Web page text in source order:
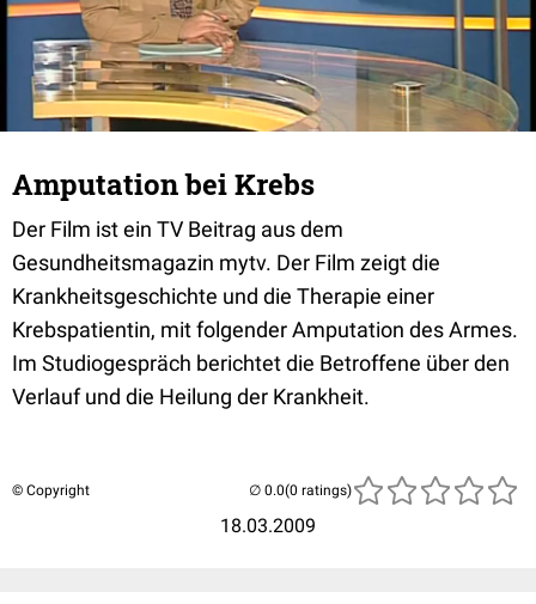
Amputation bei Krebs
Der Film ist ein TV Beitrag aus dem
Gesundheitsmagazin mytv. Der Film zeigt die
Krankheitsgeschichte und die Therapie einer
Krebspatientin, mit folgender Amputation des Armes.
Im Studiogespräch berichtet die Betroffene über den
Verlauf und die Heilung der Krankheit.
© Copyright
18.03.2009
(0 ratings)